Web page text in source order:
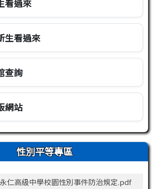
看過來
生看過來
查詢
網站
性別平等專區
仁高級中學校園性別事件防治規定.pdf